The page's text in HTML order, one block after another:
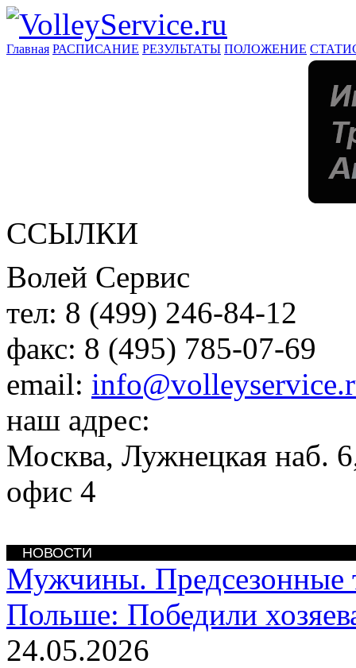
Главная РАСПИСАНИЕ РЕЗУЛЬТАТЫ ПОЛОЖЕНИЕ
ССЫЛКИ
Волей Сервис
тел: 8 (499) 246-84-12
факс: 8 (495) 785-07-69
email:
наш адрес:
Москва, Лужнецкая наб.
офис 4
НОВОСТИ
Мужчины.
Польше: Победили
24.05.2026